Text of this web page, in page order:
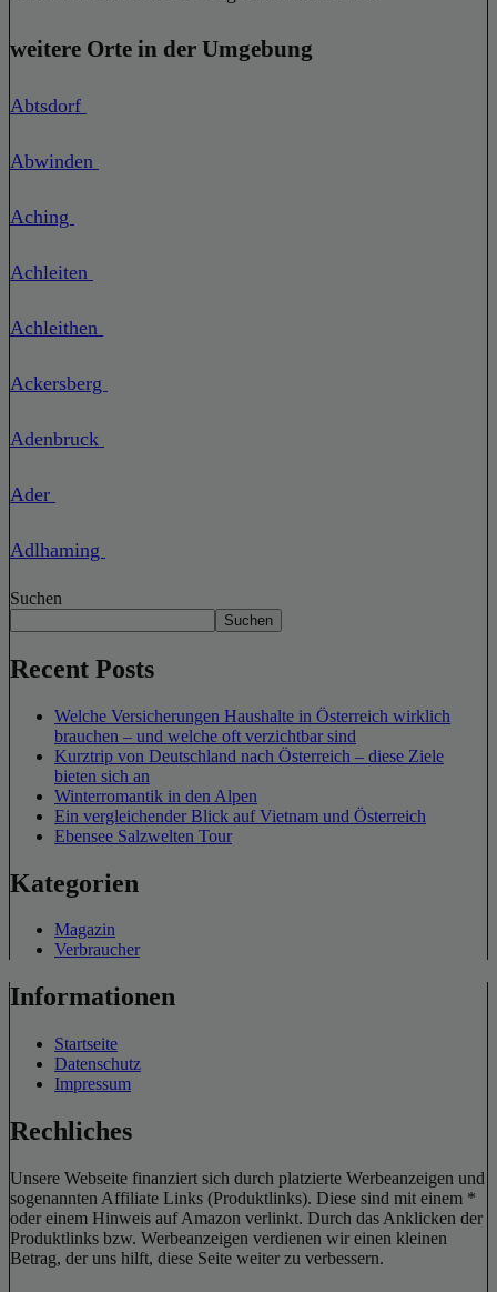
weitere Orte in der Umgebung
Abtsdorf
Abwinden
Aching
Achleiten
Achleithen
Ackersberg
Adenbruck
Ader
Adlhaming
Suchen
Suchen
Recent Posts
Welche Versicherungen Haushalte in Österreich wirklich
brauchen – und welche oft verzichtbar sind
Kurztrip von Deutschland nach Österreich – diese Ziele
bieten sich an
Winterromantik in den Alpen
Ein vergleichender Blick auf Vietnam und Österreich
Ebensee Salzwelten Tour
Kategorien
Magazin
Verbraucher
Informationen
Startseite
Datenschutz
Impressum
Rechliches
Unsere Webseite finanziert sich durch platzierte Werbeanzeigen und
sogenannten Affiliate Links (Produktlinks). Diese sind mit einem *
oder einem Hinweis auf Amazon verlinkt. Durch das Anklicken der
Produktlinks bzw. Werbeanzeigen verdienen wir einen kleinen
Betrag, der uns hilft, diese Seite weiter zu verbessern.